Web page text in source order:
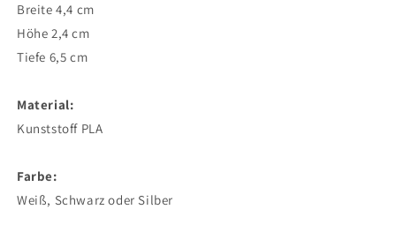
Breite 4,4 cm
Höhe 2,4 cm
Tiefe 6,5 cm
Material:
Kunststoff PLA
Farbe:
Weiß, Schwarz oder Silber